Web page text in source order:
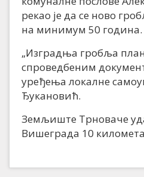
рекао је да се ново
на минимум 50 година.
„Изградња гробља
спроведбеним
уређења локалне
Ђукановић.
Земљиште Трноваче
Вишеграда 10